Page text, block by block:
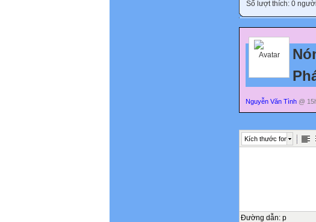
Số lượt thích: 0 người
Nguyễn Văn Tình @
Kích thước font
Đường dẫn: p